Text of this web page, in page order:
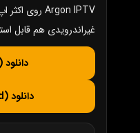
غیراندرویدی هم قابل
دانلود Mix TV (Android)
دانلود Cloud TV (Android)